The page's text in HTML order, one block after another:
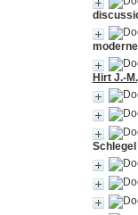
Hirt J.-